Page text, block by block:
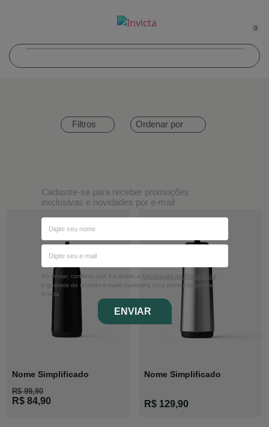
0
Filtros Ordenar por
Nome Simplificado
Garrafa Slim
Preta
R$ 99,90
R$ 84,90
Nome Simplificado
Pot Slim
R$ 129,90
Cadastre-se para receber promoções
exclusivas e novidades por e-mail
Ao enviar, confirmo que li e aceito a Declaração de Privacidade
e gostaria de receber e-mails marketing e/ou promocionais da
Invicta
ENVIAR